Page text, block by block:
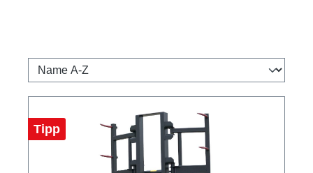
Tipp